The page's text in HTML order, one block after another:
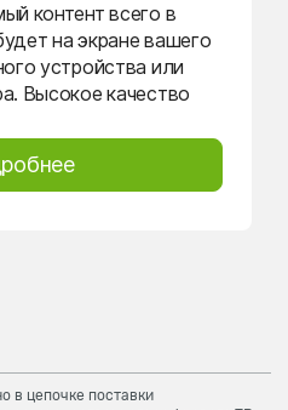
контент всего в
на экране вашего
устройства или
Высокое качество
в цепочке поставки